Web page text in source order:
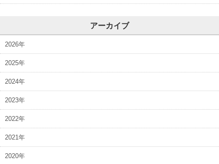
アーカイブ
2026年
2025年
2024年
2023年
2022年
2021年
2020年